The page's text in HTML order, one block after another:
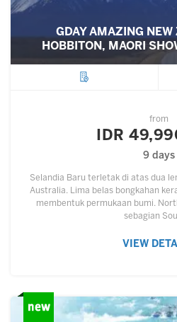
GDAY AMAZING NEW
HOBBITON, MAORI
from
IDR
9 days
Selandia Baru terletak di atas dua
Australia. Lima belas bongkahan
membentuk permukaan bumi.
sebagian
VIEW